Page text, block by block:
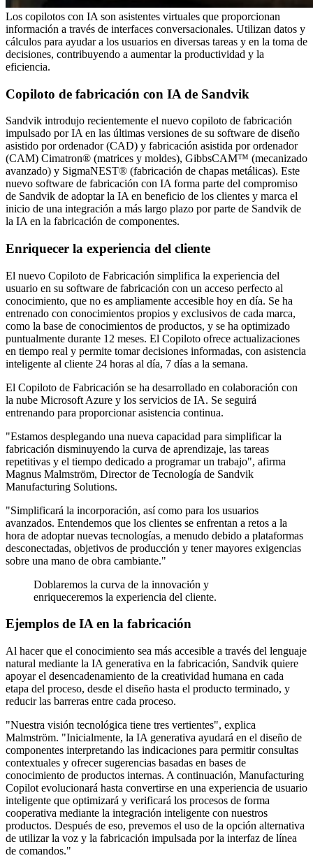
Los copilotos con IA son asistentes virtuales que proporcionan
información a través de interfaces conversacionales. Utilizan datos y
cálculos para ayudar a los usuarios en diversas tareas y en la toma de
decisiones, contribuyendo a aumentar la productividad y la
eficiencia.
Copiloto de fabricación con IA de Sandvik
Sandvik introdujo recientemente el nuevo copiloto de fabricación
impulsado por IA en las últimas versiones de su software de diseño
asistido por ordenador (CAD) y fabricación asistida por ordenador
(CAM) Cimatron® (matrices y moldes), GibbsCAM™ (mecanizado
avanzado) y SigmaNEST® (fabricación de chapas metálicas). Este
nuevo software de fabricación con IA forma parte del compromiso
de Sandvik de adoptar la IA en beneficio de los clientes y marca el
inicio de una integración a más largo plazo por parte de Sandvik de
la IA en la fabricación de componentes.
Enriquecer la experiencia del cliente
El nuevo Copiloto de Fabricación simplifica la experiencia del
usuario en su software de fabricación con un acceso perfecto al
conocimiento, que no es ampliamente accesible hoy en día. Se ha
entrenado con conocimientos propios y exclusivos de cada marca,
como la base de conocimientos de productos, y se ha optimizado
puntualmente durante 12 meses. El Copiloto ofrece actualizaciones
en tiempo real y permite tomar decisiones informadas, con asistencia
inteligente al cliente 24 horas al día, 7 días a la semana.
El Copiloto de Fabricación se ha desarrollado en colaboración con
la nube Microsoft Azure y los servicios de IA. Se seguirá
entrenando para proporcionar asistencia continua.
"Estamos desplegando una nueva capacidad para simplificar la
fabricación disminuyendo la curva de aprendizaje, las tareas
repetitivas y el tiempo dedicado a programar un trabajo", afirma
Magnus Malmström, Director de Tecnología de Sandvik
Manufacturing Solutions.
"Simplificará la incorporación, así como para los usuarios
avanzados. Entendemos que los clientes se enfrentan a retos a la
hora de adoptar nuevas tecnologías, a menudo debido a plataformas
desconectadas, objetivos de producción y tener mayores exigencias
sobre una mano de obra cambiante."
Doblaremos la curva de la innovación y
enriqueceremos la experiencia del cliente.
Ejemplos de IA en la fabricación
Al hacer que el conocimiento sea más accesible a través del lenguaje
natural mediante la IA generativa en la fabricación, Sandvik quiere
apoyar el desencadenamiento de la creatividad humana en cada
etapa del proceso, desde el diseño hasta el producto terminado, y
reducir las barreras entre cada proceso.
"Nuestra visión tecnológica tiene tres vertientes", explica
Malmström. "Inicialmente, la IA generativa ayudará en el diseño de
componentes interpretando las indicaciones para permitir consultas
contextuales y ofrecer sugerencias basadas en bases de
conocimiento de productos internas. A continuación, Manufacturing
Copilot evolucionará hasta convertirse en una experiencia de usuario
inteligente que optimizará y verificará los procesos de forma
cooperativa mediante la integración inteligente con nuestros
productos. Después de eso, prevemos el uso de la opción alternativa
de utilizar la voz y la fabricación impulsada por la interfaz de línea
de comandos."